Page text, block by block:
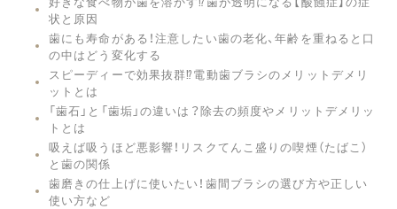
状と原因
歯にも寿命がある！注意したい歯の老化、年齢を重ねると口
の中はどう変化する
スピーディーで効果抜群⁉︎電動歯ブラシのメリットデメリ
ットとは
「歯石」と「歯垢」の違いは？除去の頻度やメリットデメリッ
トとは
吸えば吸うほど悪影響！リスクてんこ盛りの喫煙（たばこ）
と歯の関係
歯磨きの仕上げに使いたい！歯間ブラシの選び方や正しい
使い方など